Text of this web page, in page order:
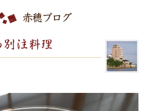
赤穂ブログ
注料理